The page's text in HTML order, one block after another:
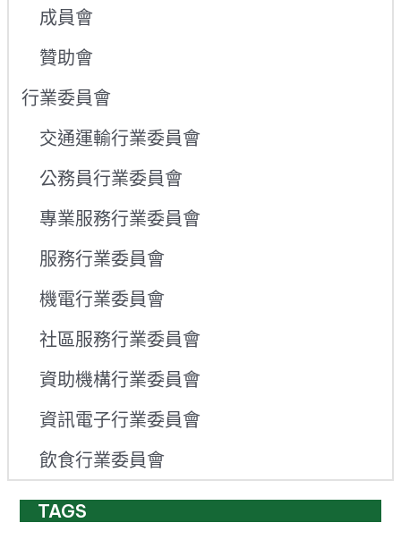
成員會
贊助會
行業委員會
交通運輸行業委員會
公務員行業委員會
專業服務行業委員會
服務行業委員會
機電行業委員會
社區服務行業委員會
資助機構行業委員會
資訊電子行業委員會
飲食行業委員會
TAGS